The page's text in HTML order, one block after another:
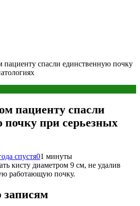
спасли единственную почку
пациенту спасли
почку при серьезных
спустя01 минуты
кисту диаметром 9 см, не удалив
работающую почку.
записям